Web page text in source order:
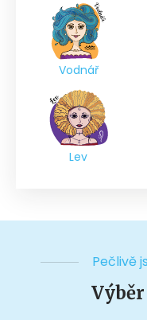
Vodnář
Lev
Pečlivě